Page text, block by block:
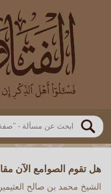
بحث
العالم
بن باز
بن العثيمين
اللجنة الدائمة
هل تقوم الصوامع الآن
الشيخ محمد بن صالح